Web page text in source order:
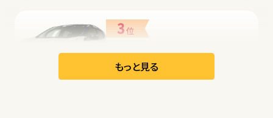
3位
日産
リーフ
もっと見る